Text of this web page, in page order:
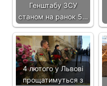
Генштабу ЗСУ
станом на ранок 5…
4 лютого у Львові
прощатимуться з